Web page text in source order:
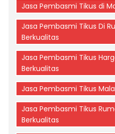
Jasa Pembasmi Tikus di
Jasa Pembasmi Tikus Di
Berkualitas
Jasa Pembasmi Tikus
Berkualitas
Jasa Pembasmi Tikus
Jasa Pembasmi Tikus
Berkualitas